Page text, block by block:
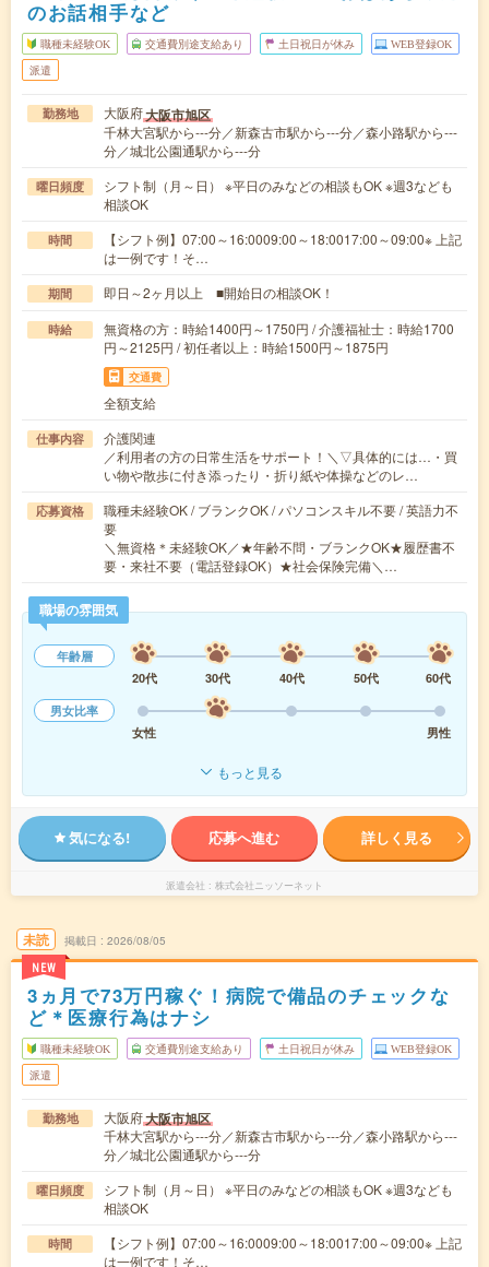
のお話相手など
職種未経験OK 交通費別途支給あり 土日祝日が休み WEB登録OK
派遣
勤務地 大阪府大阪市旭区
千林大宮駅から---分／新森古市駅から---分／森小路駅から---
分／城北公園通駅から---分
曜日頻度
シフト制（月～日） ※平日のみなどの相談もOK ※週3なども
相談OK
時間
【シフト例】07:00～16:0009:00～18:0017:00～09:00※ 上記
は一例です！そ…
期間 即日～2ヶ月以上 ■開始日の相談OK！
時給
無資格の方：時給1400円～1750円 / 介護福祉士：時給1700
円～2125円 / 初任者以上：時給1500円～1875円
交通費
全額支給
仕事内容
介護関連
／利用者の方の日常生活をサポート！＼▽具体的には…・買
い物や散歩に付き添ったり・折り紙や体操などのレ…
応募資格
職種未経験OK / ブランクOK / パソコンスキル不要 / 英語力不
要
＼無資格＊未経験OK／★年齢不問・ブランクOK★履歴書不
要・来社不要（電話登録OK）★社会保険完備＼…
職場の雰囲気
年齢層
20代
30代 40代 50代
60代
男女比率
女性
男性
もっと見る
気になる! 応募へ進む 詳しく見る
派遣会社 株式会社ニッソーネット
未読
NEW
掲載日 2026/08/05
3ヵ月で73万円稼ぐ！病院で備品のチェックな
ど＊医療行為はナシ
職種未経験OK 交通費別途支給あり 土日祝日が休み WEB登録OK
派遣
勤務地 大阪府大阪市旭区
千林大宮駅から---分／新森古市駅から---分／森小路駅から---
分／城北公園通駅から---分
曜日頻度
シフト制（月～日） ※平日のみなどの相談もOK ※週3なども
相談OK
時間
【シフト例】07:00～16:0009:00～18:0017:00～09:00※ 上記
は一例です！そ…